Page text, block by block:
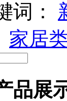
词：
家居
品展